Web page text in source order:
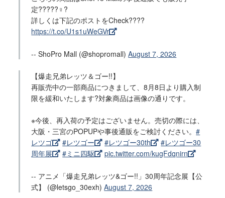
定?????♀?
詳しくは下記のポストをCheck????
https://t.co/U1s1uWeGVr
-- ShoPro Mall (@shopromall)August 7, 2026
【爆走兄弟レッツ＆ゴー!!】
再販売中の一部商品につきまして、8月8日より購入制
限を緩和いたします?対象商品は画像の通りです。
※今後、再入荷の予定はございません。売切の際には、
大阪・三宮のPOPUPや事後通販をご検討ください。#
レツゴ
#レツゴー #レツゴー30th
#レツゴー30
周年展
#ミニ四駆 pic.twitter.com/kugFdqnirn
-- アニメ「爆走兄弟レッツ&ゴー!!」30周年記念展【公
式】 (@letsgo_30exh)August 7, 2026